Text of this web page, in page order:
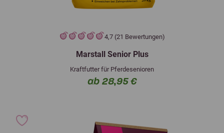
4,7 (21 Bewertungen)
Marstall Senior Plus
Kraftfutter für Pferdesenioren
ab 28,95 €